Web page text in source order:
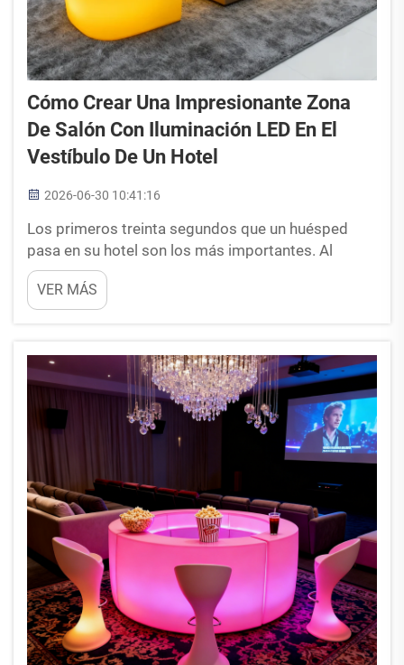
Cómo Crear Una Impresionante Zona
De Salón Con Iluminación LED En El
Vestíbulo De Un Hotel
2026-06-30 10:41:16
Los primeros treinta segundos que un huésped
pasa en su hotel son los más importantes. Al
cruzar las puertas principales, evalúa de inmediato
la calidad, la limpieza y el ambiente de su
establecimiento. Si su vestíbulo parece oscuro,
VER MÁS